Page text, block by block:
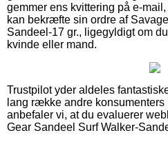
gemmer ens kvittering på e-
kan bekræfte sin ordre af
Sandeel-17 gr., ligegyldigt om
kvinde eller mand.
Trustpilot yder aldeles
lang række andre konsumenters
anbefaler vi, at du evaluerer
Gear Sandeel Surf Walker-